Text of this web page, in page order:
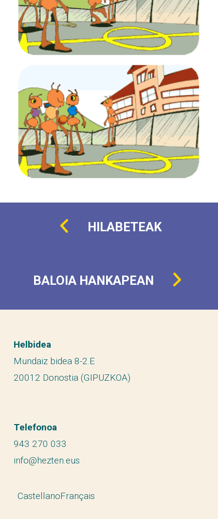
HILABETEAK
BALOIA HANKAPEAN
Helbidea
Mundaiz bidea 8-2.E
20012 Donostia (GIPUZKOA)
Telefonoa
943 270 033
info@hezten.eus
CastellanoFrançais